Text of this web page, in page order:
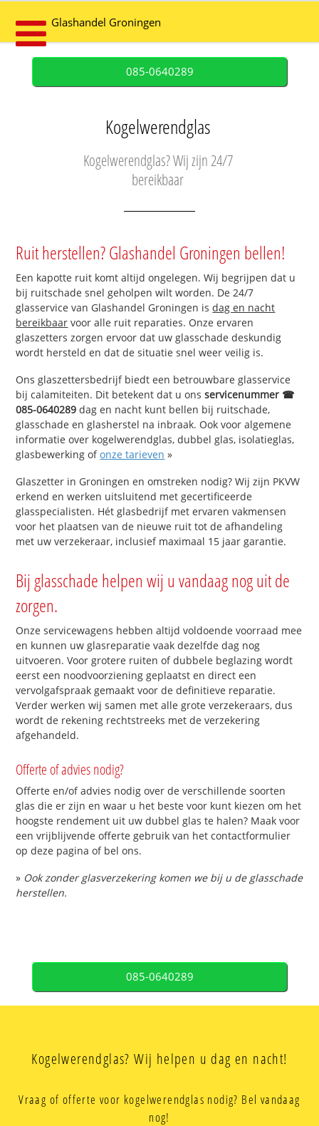
Glashandel Groningen
085-0640289
Kogelwerendglas
Kogelwerendglas? Wij zijn 24/7
bereikbaar
Ruit herstellen? Glashandel Groningen bellen!
Een kapotte ruit komt altijd ongelegen. Wij begrijpen dat u
bij ruitschade snel geholpen wilt worden. De 24/7
glasservice van Glashandel Groningen isdag en nacht
bereikbaar voor alle ruit reparaties. Onze ervaren
glaszetters zorgen ervoor dat uw glasschade deskundig
wordt hersteld en dat de situatie snel weer veilig is.
Ons glaszettersbedrijf biedt een betrouwbare glasservice
bij calamiteiten. Dit betekent dat u onsservicenummer ☎
085-0640289 dag en nacht kunt bellen bij ruitschade,
glasschade en glasherstel na inbraak. Ook voor algemene
informatie over kogelwerendglas, dubbel glas, isolatieglas,
glasbewerking ofonze tarieven »
Glaszetter in Groningen en omstreken nodig? Wij zijn PKVW
erkend en werken uitsluitend met gecertificeerde
glasspecialisten. Hét glasbedrijf met ervaren vakmensen
voor het plaatsen van de nieuwe ruit tot de afhandeling
met uw verzekeraar, inclusief maximaal 15 jaar garantie.
Bij glasschade helpen wij u vandaag nog uit de
zorgen.
Onze servicewagens hebben altijd voldoende voorraad mee
en kunnen uw glasreparatie vaak dezelfde dag nog
uitvoeren. Voor grotere ruiten of dubbele beglazing wordt
eerst een noodvoorziening geplaatst en direct een
vervolgafspraak gemaakt voor de definitieve reparatie.
Verder werken wij samen met alle grote verzekeraars, dus
wordt de rekening rechtstreeks met de verzekering
afgehandeld.
Offerte of advies nodig?
Offerte en/of advies nodig over de verschillende soorten
glas die er zijn en waar u het beste voor kunt kiezen om het
hoogste rendement uit uw dubbel glas te halen? Maak voor
een vrijblijvende offerte gebruik van het contactformulier
op deze pagina of bel ons.
» Ook zonder glasverzekering komen we bij u de glasschade
herstellen.
085-0640289
Kogelwerendglas? Wij helpen u dag en nacht!
Vraag of offerte voor kogelwerendglas nodig? Bel vandaag
nog!